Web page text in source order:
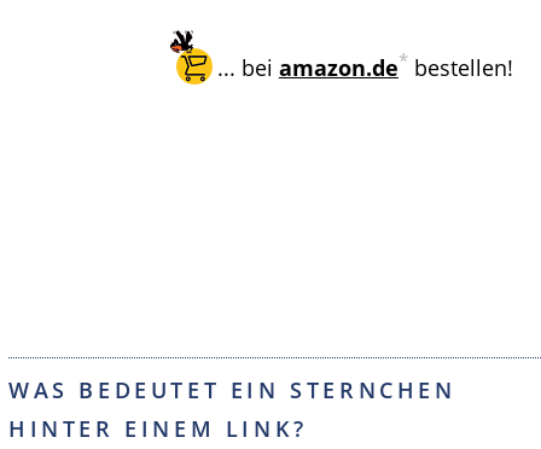
... bei amazon.de*bestellen!
WAS BEDEUTET EIN STERNCHEN
HINTER EINEM LINK?